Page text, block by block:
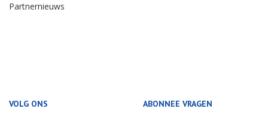
Partnernieuws
VOLG ONS ABONNEE VRAGEN